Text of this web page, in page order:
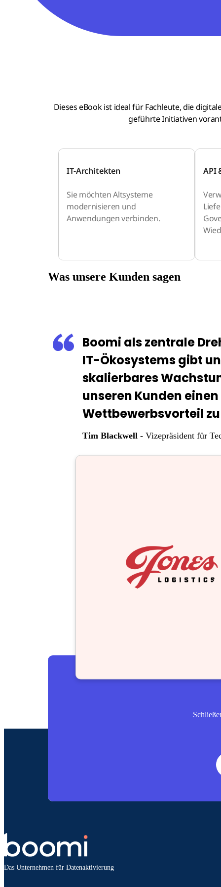
Dieses eBook ist ideal für Fachleute, die
geführte Initiativen
IT-Architekten
Sie möchten Altsysteme
modernisieren und
Anwendungen verbinden.
API
Was unsere Kunden sagen
Boomi als zentrale
IT-Ökosystems gibt
skalierbares
unseren Kunden
Wettbewerbsvorteil
Tim Blackwell - Vizepräsident für
Das Unternehmen für Datenaktivierung